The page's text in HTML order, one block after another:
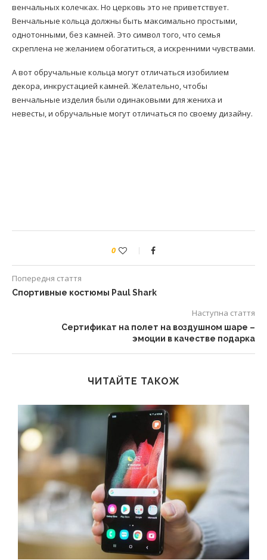
венчальных колечках. Но церковь это не приветствует.
Венчальные кольца должны быть максимально простыми,
однотонными, без камней. Это символ того, что семья
скреплена не желанием обогатиться, а искренними чувствами.
А вот обручальные кольца могут отличаться изобилием
декора, инкрустацией камней. Желательно, чтобы
венчальные изделия были одинаковыми для жениха и
невесты, и обручальные могут отличаться по своему дизайну.
0
Попередня стаття
Спортивные костюмы Paul Shark
Наступна стаття
Сертификат на полет на воздушном шаре –
эмоции в качестве подарка
ЧИТАЙТЕ ТАКОЖ